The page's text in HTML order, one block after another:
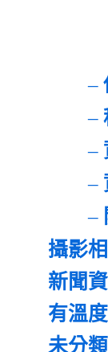
攝影
新聞
有溫
未分類